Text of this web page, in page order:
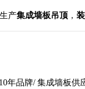
产集成墙板吊顶 ，
年品牌/ 集成墙板供